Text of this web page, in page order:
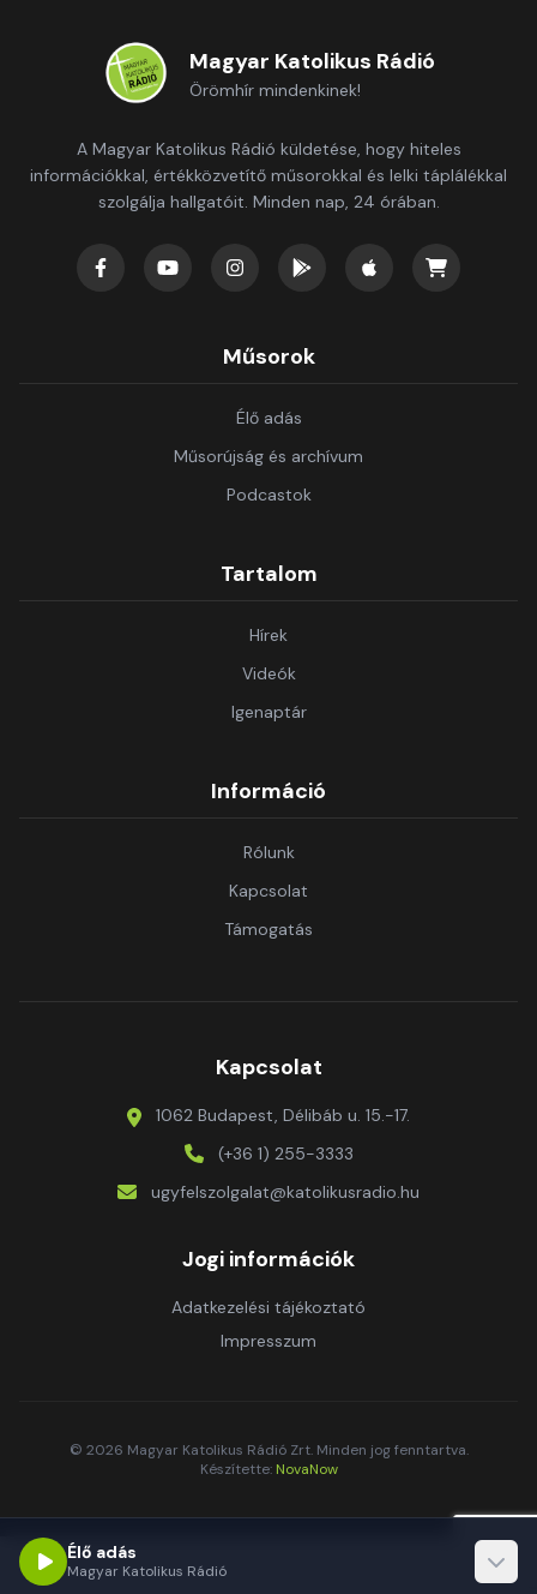
Magyar Katolikus Rádió
Örömhír mindenkinek!
A Magyar Katolikus Rádió küldetése, hogy hiteles
információkkal, értékközvetítő műsorokkal és lelki táplálékkal
szolgálja hallgatóit. Minden nap, 24 órában.
Műsorok
Élő adás
Műsorújság és archívum
Podcastok
Tartalom
Hírek
Videók
Igenaptár
Információ
Rólunk
Kapcsolat
Támogatás
Kapcsolat
1062 Budapest, Délibáb u. 15.-17.
(+36 1) 255-3333
ugyfelszolgalat@katolikusradio.hu
Jogi információk
Adatkezelési tájékoztató
Impresszum
© 2026 Magyar Katolikus Rádió Zrt. Minden jog fenntartva.
Készítette: NovaNow
Élő adás
Magyar Katolikus Rádió